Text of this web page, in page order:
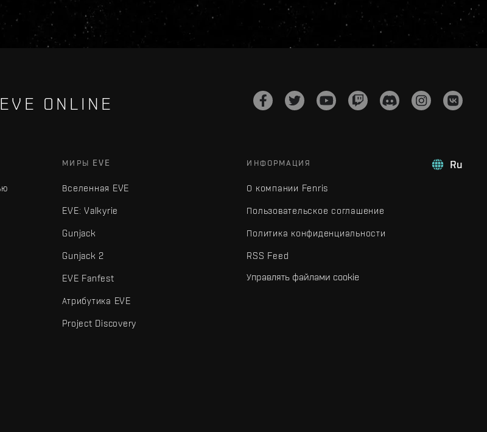
ONLINE
Ru
МИРЫ EVE
Вселенная EVE
EVE: Valkyrie
Gunjack
Gunjack 2
EVE Fanfest
Атрибутика EVE
Project Discovery
ИНФОРМАЦИЯ
О компании Fenris
Пользовательское соглашение
Политика конфиденциальности
RSS Feed
Управлять файлами cookie